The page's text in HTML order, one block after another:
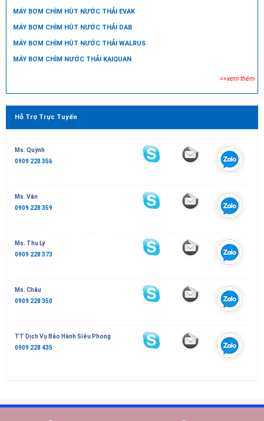
MÁY BƠM CHÌM HÚT NƯỚC THẢI EVAK
MÁY BƠM CHÌM HÚT NƯỚC THẢI DAB
MÁY BƠM CHÌM HÚT NƯỚC THẢI WALRUS
MÁY BƠM CHÌM NƯỚC THẢI KAIQUAN
>>xem thêm
Hỗ Trợ Trực Tuyến
Ms. Quỳnh
0909 228 356
Ms. Vân
0909 228 359
Ms. Thu Lý
0909 228 373
Ms. Châu
0909 228 350
TT Dịch Vụ Bảo Hành Siêu Phong
0909 228 435